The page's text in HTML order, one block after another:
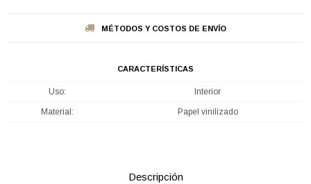
MÉTODOS Y COSTOS DE ENVÍO
CARACTERÍSTICAS
Uso Interior
Material Papel vinilizado
Descripción